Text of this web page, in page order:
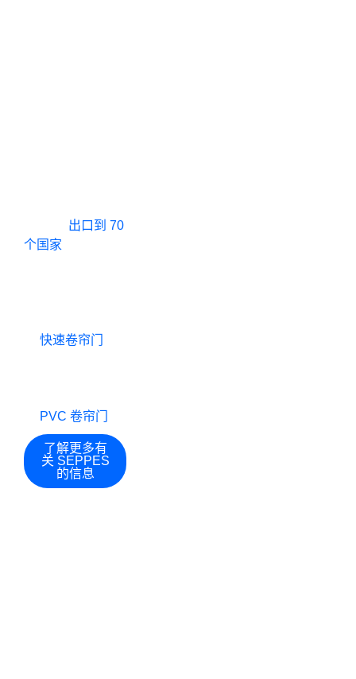
出口到 70
个国家
快速卷帘门
PVC 卷帘门
了解更多有
关 SEPPES
的信息